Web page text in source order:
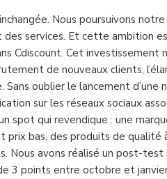
Nous poursuivons
services. Et cette ambition
Cdiscount. Cet investissement
de nouveaux clients,
oublier le lancement d’une
sur les réseaux sociaux
spot qui revendique : une
bas, des produits de qualité
Nous avons réalisé un post-test
3 points entre octobre et